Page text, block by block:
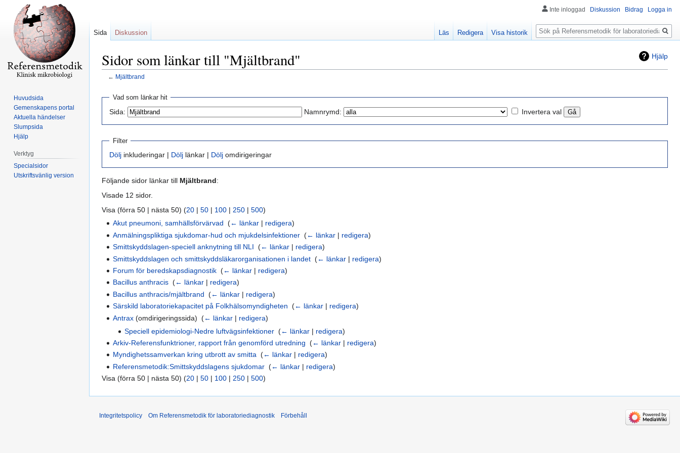
Hjälp
Sidor som länkar till "Mjältbrand"
← Mjältbrand
Hoppa
navigering
Hoppa
sök
Vad som länkar hit
Sida: Namnrymd: Invertera val
Filter
Dölj inkluderingar | Dölj länkar | Dölj omdirigeringar
Följande sidor länkar till Mjältbrand:
Visade 12 sidor.
Visa (förra 50 | nästa 50) (20 | 50 | 100 | 250 | 500)
Akut pneumoni, samhällsförvärvad ‎(← länkar | redigera)
Anmälningspliktiga sjukdomar-hud och mjukdelsinfektioner ‎(← länkar | redigera)
Smittskyddslagen-speciell anknytning till NLI ‎(← länkar | redigera)
Smittskyddslagen och smittskyddsläkarorganisationen i landet ‎(← länkar | redigera)
Forum för beredskapsdiagnostik ‎(← länkar | redigera)
Bacillus anthracis ‎(← länkar | redigera)
Bacillus anthracis/mjältbrand ‎(← länkar | redigera)
Särskild laboratoriekapacitet på Folkhälsomyndigheten ‎(← länkar | redigera)
Antrax (omdirigeringssida) ‎(← länkar | redigera)
Speciell epidemiologi-Nedre luftvägsinfektioner‎ (← länkar| redigera)
Arkiv-Referensfunktrioner, rapport från genomförd utredning ‎(← länkar | redigera)
Myndighetssamverkan kring utbrott av smitta ‎(← länkar | redigera)
Referensmetodik:Smittskyddslagens sjukdomar ‎(← länkar | redigera)
Visa (förra 50 | nästa 50) (20 | 50 | 100 | 250 | 500)
Inte inloggad Diskussion Bidrag Logga in
Sida Diskussion Läs Redigera Visa historik
Sök
Huvudsida
Gemenskapens portal
Aktuella händelser
Slumpsida
Hjälp
Verktyg
Specialsidor
Utskriftsvänlig version
Integritetspolicy Om Referensmetodik för laboratoriediagnostik Förbehåll